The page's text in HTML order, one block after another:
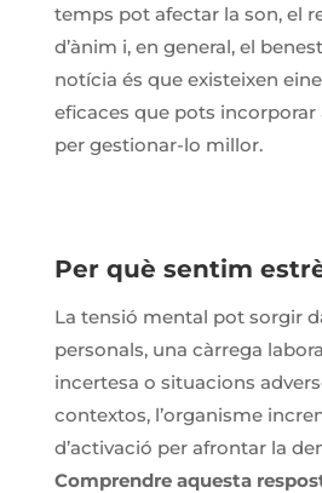
temps pot afectar la son, el
d’ànim i, en general, el
notícia és que existeixen
eficaces que pots incorporar
per gestionar-lo millor.
Per què sentim
La tensió mental pot sorgir
personals, una càrrega
incertesa o situacions
contextos, l’organisme
d’activació per afrontar la
Comprendre aquesta